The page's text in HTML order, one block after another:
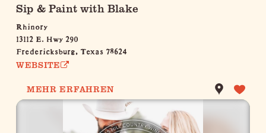
Sip & Paint with Blake
Rhinory
13112 E. Hwy 290
Fredericksburg, Texas 78624
WEBSITE
MEHR ERFAHREN